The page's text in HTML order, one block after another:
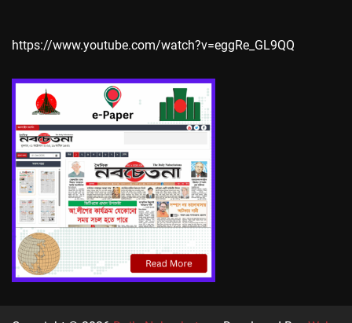
https://www.youtube.com/watch?v=eggRe_GL9QQ